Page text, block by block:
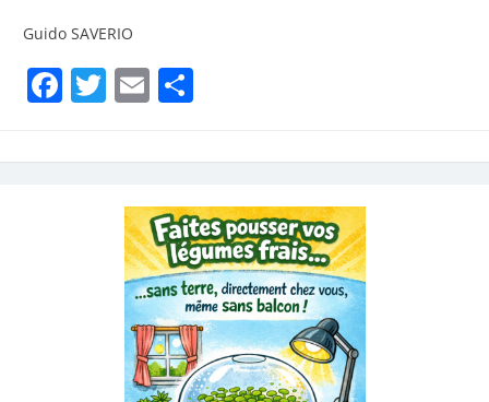
Guido SAVERIO
Facebook
Twitter
Email